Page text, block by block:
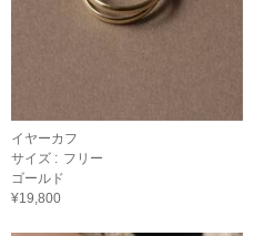
イヤーカフ
サイズ : フリー
ゴールド
¥19,800